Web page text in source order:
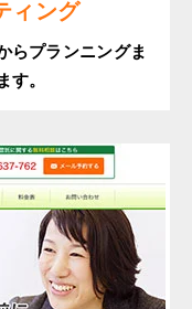
ィング
らプランニングま
。